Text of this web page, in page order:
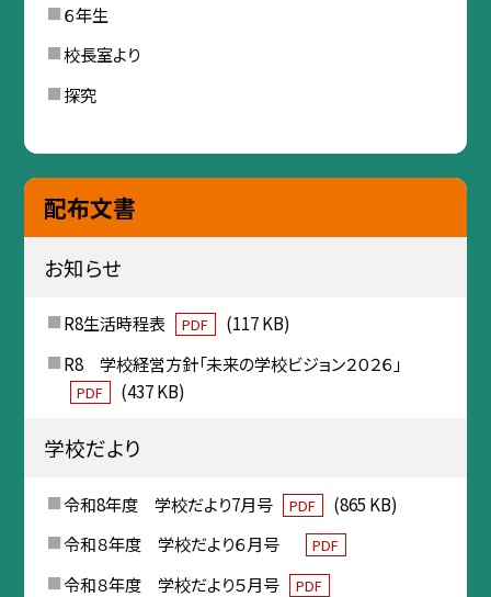
６年生
校長室より
探究
配布文書
お知らせ
R8生活時程表 PDF
(117 KB)
R8 学校経営方針「未来の学校ビジョン２０２６」
PDF (437 KB)
学校だより
令和8年度 学校だより7月号 PDF
(865 KB)
令和８年度 学校だより６月号
PDF
令和８年度 学校だより５月号 PDF